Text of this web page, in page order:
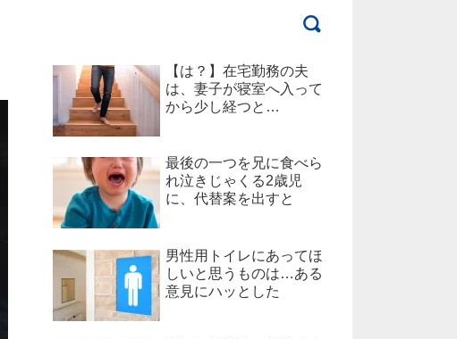
【は？】在宅勤務の夫
は、妻子が寝室へ入って
から少し経つと…
最後の一つを兄に食べら
れ泣きじゃくる2歳児
に、代替案を出すと
男性用トイレにあってほ
しいと思うものは…ある
意見にハッとした